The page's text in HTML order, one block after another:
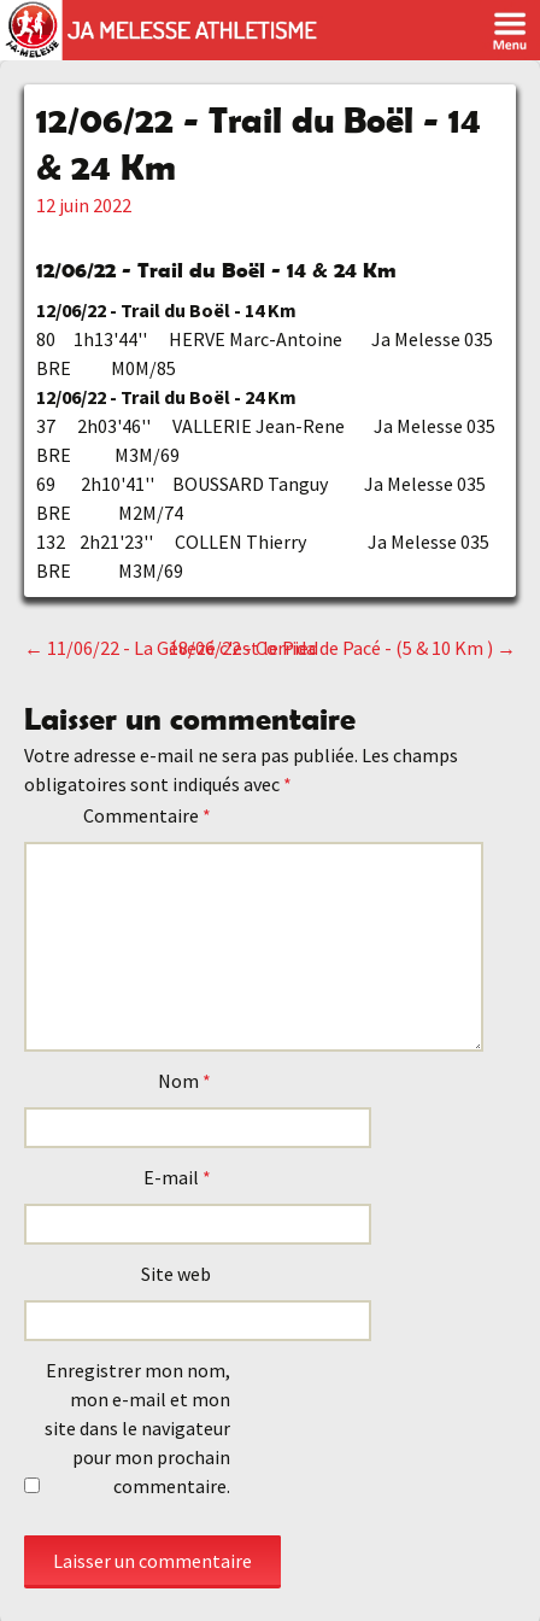
12/06/22 - Trail du Boël - 14
& 24 Km
12 juin 2022
12/06/22 - Trail du Boël - 14 & 24 Km
12/06/22 - Trail du Boël - 14 Km
80 1h13'44'' HERVE Marc-Antoine Ja Melesse 035
BRE M0M/85
12/06/22 - Trail du Boël - 24 Km
37 2h03'46'' VALLERIE Jean-Rene Ja Melesse 035
BRE M3M/69
69 2h10'41'' BOUSSARD Tanguy Ja Melesse 035
BRE M2M/74
132 2h21'23'' COLLEN Thierry Ja Melesse 035
BRE M3M/69
Navigation
des
articles
← 11/06/22 - La Gévezé c'est le Pied
18/06/22 - Corrida de Pacé - (5 & 10 Km ) →
Laisser un commentaire
Votre adresse e-mail ne sera pas publiée. Les champs
obligatoires sont indiqués avec *
Commentaire *
Nom *
E-mail *
Site web
Enregistrer mon nom,
mon e-mail et mon
site dans le navigateur
pour mon prochain
commentaire.